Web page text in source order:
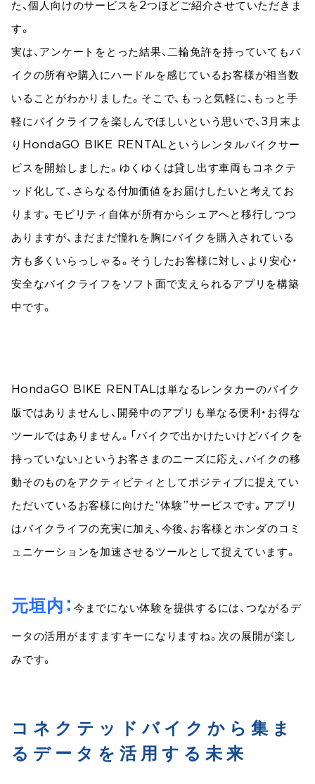
た、個人向けのサービスを2つほどご紹介させていただきま
す。
実は、アンケートをとった結果、二輪免許を持っていてもバ
イクの所有や購入にハードルを感じているお客様が相当数
いることがわかりました。そこで、もっと気軽に、もっと手
軽にバイクライフを楽しんでほしいという思いで、3月末よ
りHondaGO BIKE RENTALというレンタルバイクサー
ビスを開始しました。ゆくゆくは貸し出す車両もコネクテ
ッド化して、さらなる付加価値をお届けしたいと考えてお
ります。モビリティ自体が所有からシェアへと移行しつつ
ありますが、まだまだ憧れを胸にバイクを購入されている
方も多くいらっしゃる。そうしたお客様に対し、より安心・
安全なバイクライフをソフト面で支えられるアプリを構築
中です。
HondaGO BIKE RENTALは単なるレンタカーのバイク
版ではありませんし、開発中のアプリも単なる便利・お得な
ツールではありません。「バイクで出かけたいけどバイクを
持っていない」というお客さまのニーズに応え、バイクの移
動そのものをアクティビティとしてポジティブに捉えてい
ただいているお客様に向けた“体験”サービスです。アプリ
はバイクライフの充実に加え、今後、お客様とホンダのコミ
ュニケーションを加速させるツールとして捉えています。
元垣内 今までにない体験を提供するには、つながるデ
ータの活用がますますキーになりますね。次の展開が楽し
みです。
コネクテッドバイクから集ま
るデータを活用する未来